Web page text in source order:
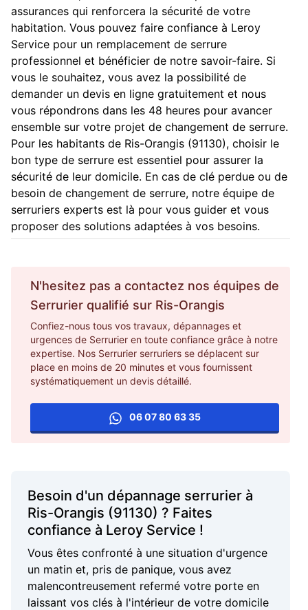
assurances qui renforcera la sécurité de votre
habitation. Vous pouvez faire confiance à Leroy
Service pour un remplacement de serrure
professionnel et bénéficier de notre savoir-faire. Si
vous le souhaitez, vous avez la possibilité de
demander un devis en ligne gratuitement et nous
vous répondrons dans les 48 heures pour avancer
ensemble sur votre projet de changement de serrure.
Pour les habitants de Ris-Orangis (91130), choisir le
bon type de serrure est essentiel pour assurer la
sécurité de leur domicile. En cas de clé perdue ou de
besoin de changement de serrure, notre équipe de
serruriers experts est là pour vous guider et vous
proposer des solutions adaptées à vos besoins.
N'hesitez pas a contactez nos équipes de
Serrurier qualifié sur Ris-Orangis
Confiez-nous tous vos travaux, dépannages et
urgences de Serrurier en toute confiance grâce à notre
expertise. Nos Serrurier serruriers se déplacent sur
place en moins de 20 minutes et vous fournissent
systématiquement un devis détaillé.
06 07 80 63 35
Besoin d'un dépannage serrurier à
Ris-Orangis (91130) ? Faites
confiance à Leroy Service !
Vous êtes confronté à une situation d'urgence
un matin et, pris de panique, vous avez
malencontreusement refermé votre porte en
laissant vos clés à l'intérieur de votre domicile